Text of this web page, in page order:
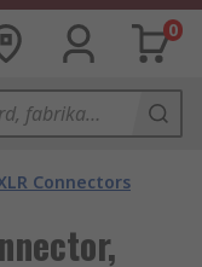
0
Connectors